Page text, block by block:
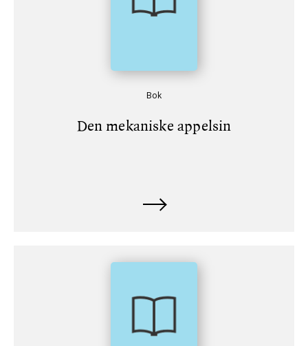
Bok
Den mekaniske appelsin